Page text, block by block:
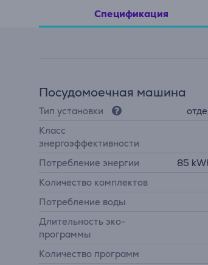
Спецификация
Посудомоечная машина
Тип установки
Класс
энергоэффективности
Потребление энергии
85
Количество комплектов
Потребление воды
Длительность эко-
программы
Количество программ